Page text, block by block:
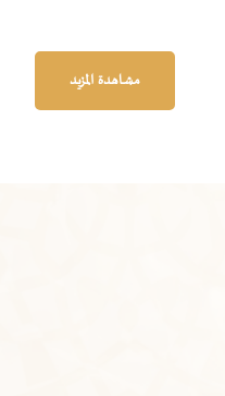
مشاهدة المزيد